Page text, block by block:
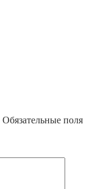
Обязательные поля